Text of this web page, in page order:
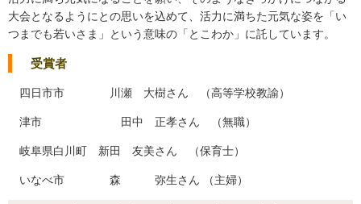
大会となるようにとの思いを込めて、活力に満ちた元気な姿を「い
つまでも若いさま」という意味の「とこわか」に託しています。
受賞者
四日市市 川瀬 大樹さん （高等学校教諭）
津市 田中 正孝さん （無職）
岐阜県白川町 新田 友美さん （保育士）
いなべ市 森 弥生さん （主婦）